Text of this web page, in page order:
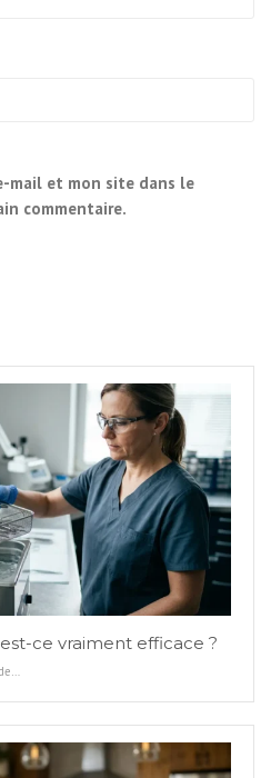
mail et mon site dans le
commentaire.
ce vraiment efficace ?